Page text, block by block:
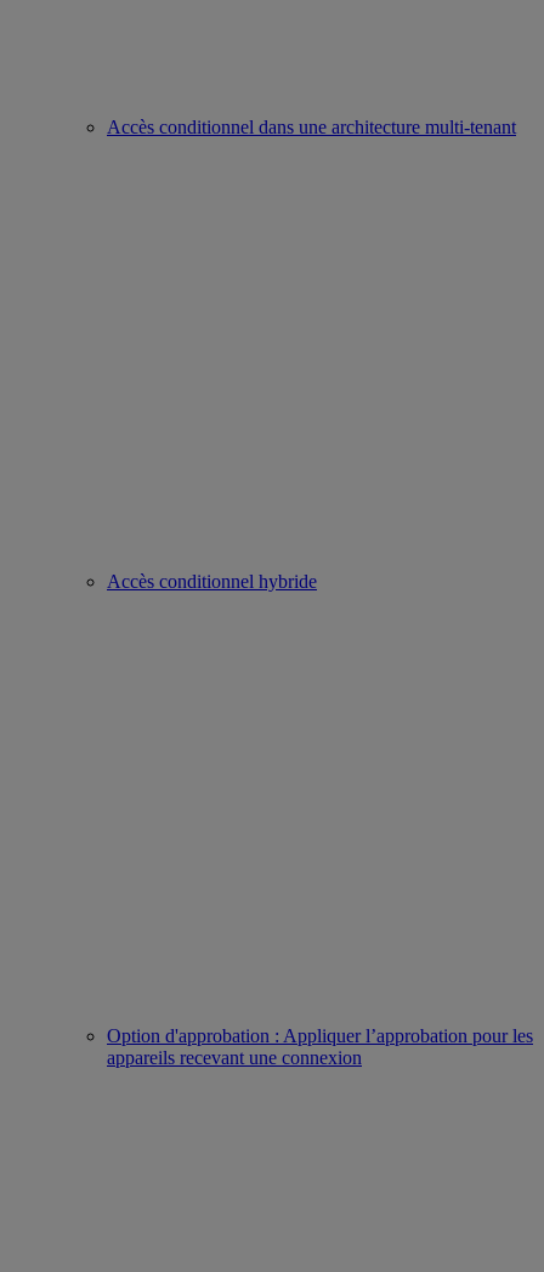
Accès conditionnel dans une architecture multi-tenant
Accès conditionnel hybride
Option d'approbation : Appliquer l’approbation pour les
appareils recevant une connexion